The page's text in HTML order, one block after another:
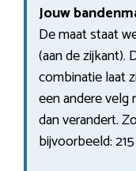
Jouw
De maat staat
(aan de zijkant).
combinatie laat
een andere velg
dan verandert.
bijvoorbeeld: